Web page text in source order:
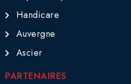
Handicare
Auvergne
Ascier
PARTENAIRES